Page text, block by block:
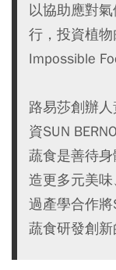
以協助應對
行，投資植
Impossible
路易莎創辦
資SUN
蔬食是善待
造更多元美
過產學合作將
蔬食研發創新